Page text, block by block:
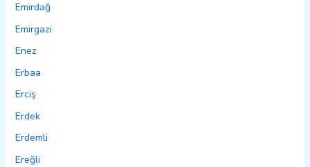
Emirdağ
Emirgazi
Enez
Erbaa
Erciş
Erdek
Erdemli
Ereğli